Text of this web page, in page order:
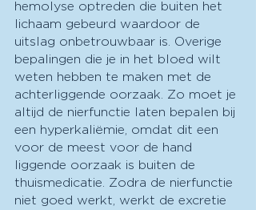
hemolyse optreden die buiten het
lichaam gebeurd waardoor de
uitslag onbetrouwbaar is. Overige
bepalingen die je in het bloed wilt
weten hebben te maken met de
achterliggende oorzaak. Zo moet je
altijd de nierfunctie laten bepalen bij
een hyperkaliëmie, omdat dit een
voor de meest voor de hand
liggende oorzaak is buiten de
thuismedicatie. Zodra de nierfunctie
niet goed werkt, werkt de excretie